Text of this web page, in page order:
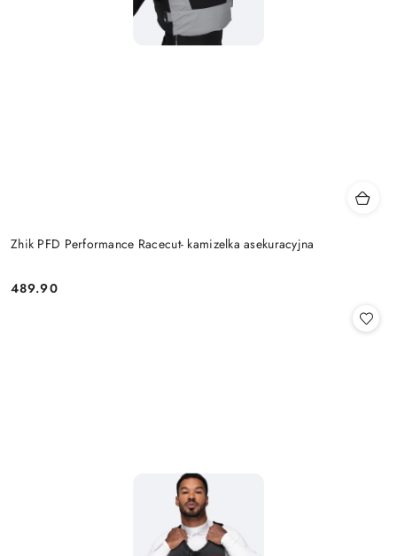
Zhik PFD Performance Racecut- kamizelka asekuracyjna
Cena:
489.90